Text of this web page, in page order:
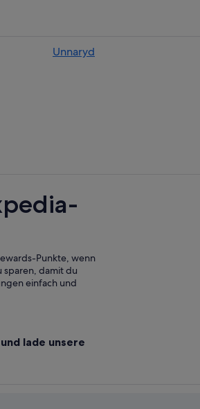
Unnaryd
Punkte, wenn
damit du
einfach und
lade unsere